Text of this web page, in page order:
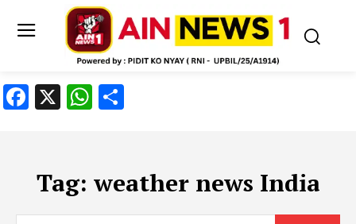
Facebook
X WhatsApp
Tag: weather news India